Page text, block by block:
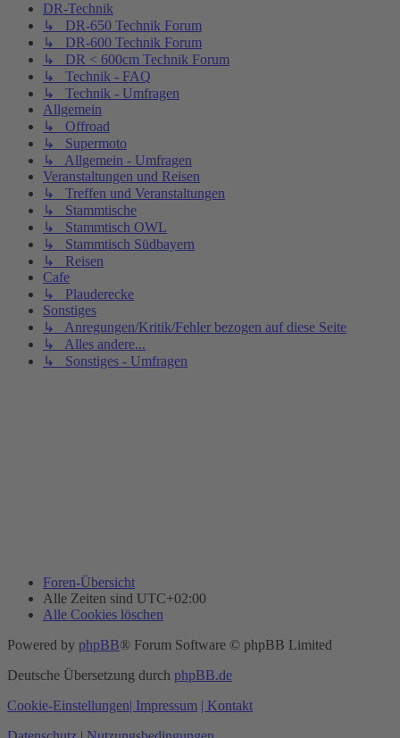
DR-Technik
↳ DR-650 Technik Forum
↳ DR-600 Technik Forum
↳ DR < 600cm Technik Forum
↳ Technik - FAQ
↳ Technik - Umfragen
Allgemein
↳ Offroad
↳ Supermoto
↳ Allgemein - Umfragen
Veranstaltungen und Reisen
↳ Treffen und Veranstaltungen
↳ Stammtische
↳ Stammtisch OWL
↳ Stammtisch Südbayern
↳ Reisen
Cafe
↳ Plauderecke
Sonstiges
↳ Anregungen/Kritik/Fehler bezogen auf diese Seite
↳ Alles andere...
↳ Sonstiges - Umfragen
Foren-Übersicht
Alle Zeiten sind UTC+02:00
Alle Cookies löschen
Powered by phpBB® Forum Software © phpBB Limited
Deutsche Übersetzung durch phpBB.de
Cookie-Einstellungen| Impressum | Kontakt